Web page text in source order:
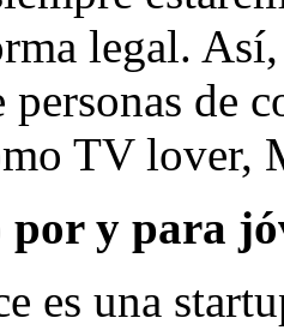
legal.
de
TV lover,
y para
es una